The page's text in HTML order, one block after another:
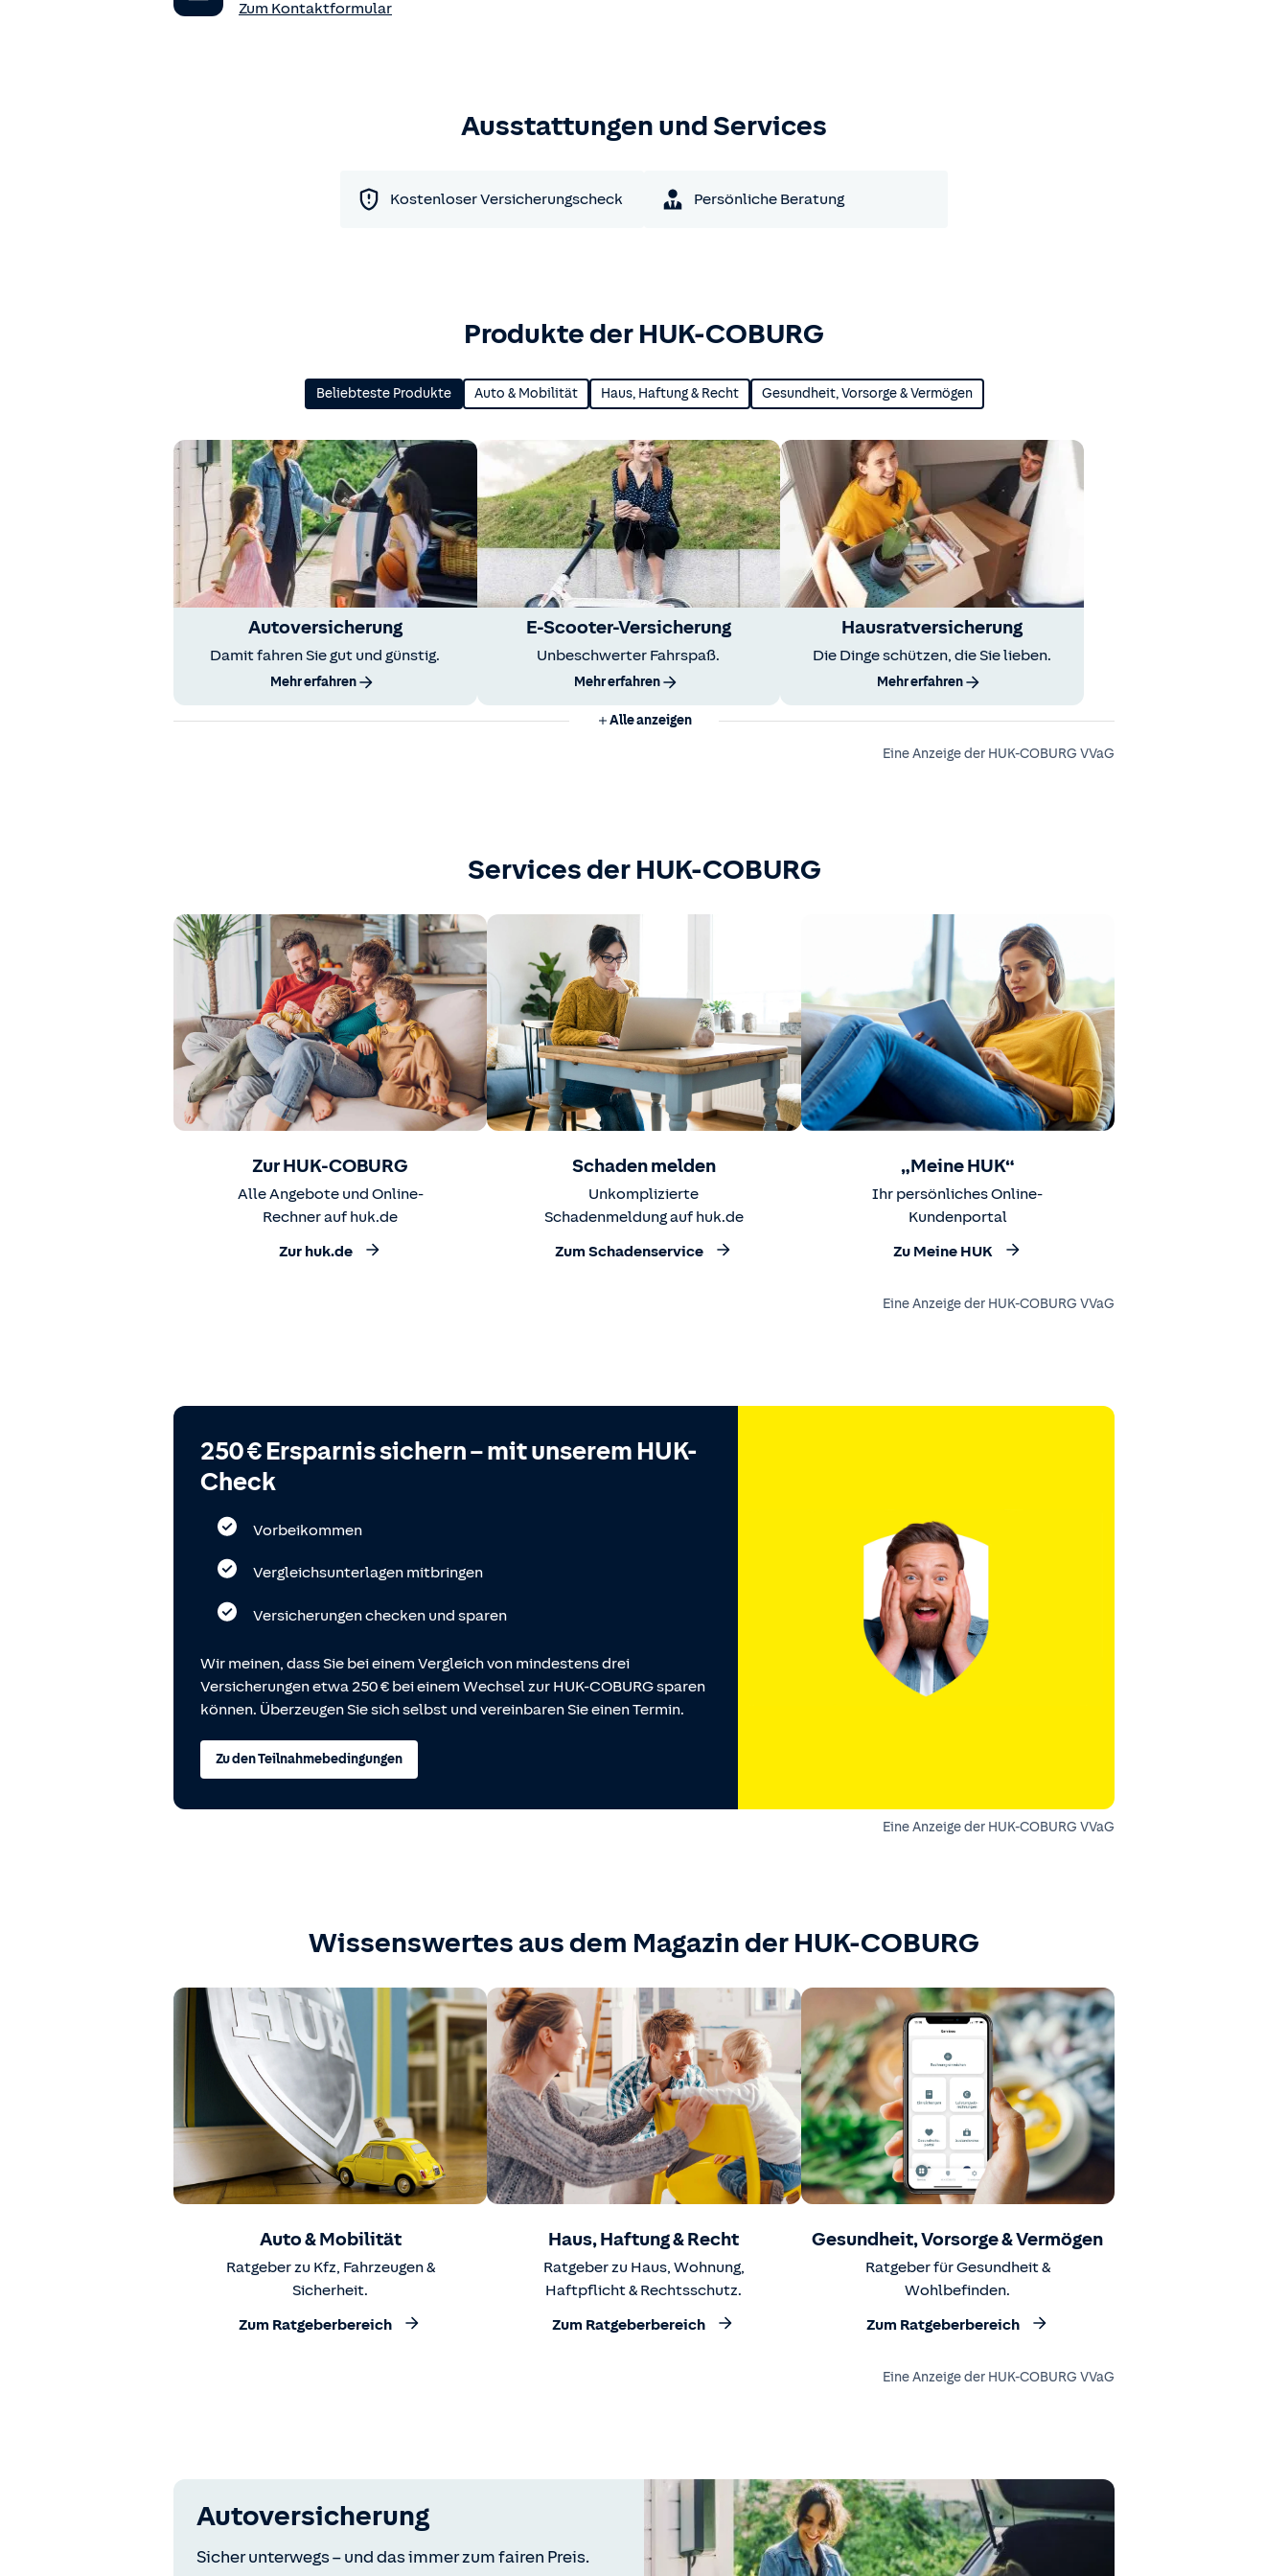
Zum Kontaktformular
Ausstattungen und Services
Kostenloser Versicherungscheck Persönliche Beratung
Produkte der HUK-COBURG
Beliebteste Produkte Auto & Mobilität Haus, Haftung & Recht Gesundheit, Vorsorge & Vermögen
Autoversicherung
Damit fahren Sie gut und günstig.
Mehr erfahren
E-Scooter-Versicherung
Unbeschwerter Fahrspaß.
Mehr erfahren
Hausratversicherung
Die Dinge schützen, die Sie lieben.
Mehr erfahren
Alle anzeigen
Eine Anzeige der HUK-COBURG VVaG
Services der HUK-COBURG
Zur HUK-COBURG
Alle Angebote und Online-
Rechner auf huk.de
Zur huk.de
Schaden melden
Unkomplizierte
Schadenmeldung auf huk.de
Zum Schadenservice
„Meine HUK“
Ihr persönliches Online-
Kundenportal
Zu Meine HUK
Eine Anzeige der HUK-COBURG VVaG
250 € Ersparnis sichern – mit unserem HUK-
Check
Vorbeikommen
Vergleichsunterlagen mitbringen
Versicherungen checken und sparen
Wir meinen, dass Sie bei einem Vergleich von mindestens drei
Versicherungen etwa 250 € bei einem Wechsel zur HUK-COBURG sparen
können. Überzeugen Sie sich selbst und vereinbaren Sie einen Termin.
Zu den Teilnahmebedingungen
Eine Anzeige der HUK-COBURG VVaG
Wissenswertes aus dem Magazin der HUK-COBURG
Auto & Mobilität
Ratgeber zu Kfz, Fahrzeugen &
Sicherheit.
Zum Ratgeberbereich
Haus, Haftung & Recht
Ratgeber zu Haus, Wohnung,
Haftpflicht & Rechtsschutz.
Zum Ratgeberbereich
Gesundheit, Vorsorge & Vermögen
Ratgeber für Gesundheit &
Wohlbefinden.
Zum Ratgeberbereich
Eine Anzeige der HUK-COBURG VVaG
Autoversicherung
Sicher unterwegs – und das immer zum fairen Preis.